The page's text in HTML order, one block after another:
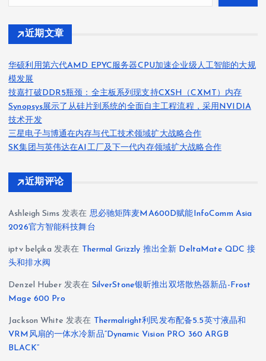
近期文章
华硕利用第六代AMD EPYC服务器CPU加速企业级人工智能的大规
模发展
技嘉打破DDR5瓶颈：全主板系列现支持CXSH（CXMT）内存
Synopsys展示了从硅片到系统的全面自主工程流程，采用NVIDIA
技术开发
三星电子与博通在内存与代工技术领域扩大战略合作
SK集团与英伟达在AI工厂及下一代内存领域扩大战略合作
近期评论
Ashleigh Sims发表在 思必驰矩阵麦MA600D赋能InfoComm Asia
2026官方智能科技舞台
iptv belçika 发表在 Thermal Grizzly 推出全新 DeltaMate QDC 接
头和排水阀
Denzel Huber发表在 SilverStone银昕推出双塔散热器新品-Frost
Mage 600 Pro
Jackson White 发表在 Thermalright利民发布配备5.5英寸液晶和
VRM风扇的一体水冷新品“Dynamic Vision PRO 360 ARGB
BLACK”